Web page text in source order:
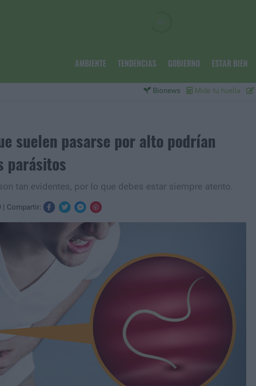
AMBIENTE TENDENCIAS GOBIERNO ESTAR BIEN
Bionews Mide tu huella
suelen pasarse por alto podrían
parásitos
tan evidentes, por lo que debes estar siempre atento.
Compartir: